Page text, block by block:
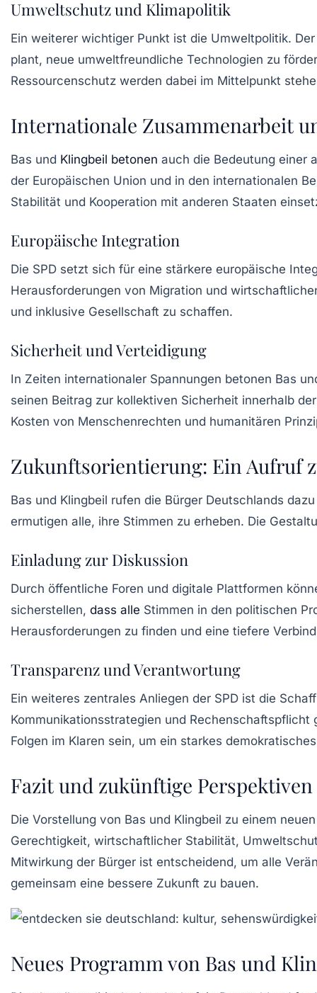
Umweltschutz und Klimapolitik
Ein weiterer wichtiger Punkt ist die Umweltpolitik.
plant, neue umweltfreundliche Technologien zu
Ressourcenschutz werden dabei im Mittelpunkt
Internationale Zusammenarbeit
Bas und Klingbeil betonen auch die Bedeutung einer
der Europäischen Union und in den internationalen
Stabilität und Kooperation mit anderen Staaten
Europäische Integration
Die SPD setzt sich für eine stärkere europäische
Herausforderungen von Migration und
und inklusive Gesellschaft zu schaffen.
Sicherheit und Verteidigung
In Zeiten internationaler Spannungen betonen Bas
seinen Beitrag zur kollektiven Sicherheit innerhalb
Kosten von Menschenrechten und humanitären
Zukunftsorientierung: Ein Aufruf
Bas und Klingbeil rufen die Bürger Deutschlands
ermutigen alle, ihre Stimmen zu erheben. Die
Einladung zur Diskussion
Durch öffentliche Foren und digitale Plattformen
sicherstellen, dass alle Stimmen in den politischen
Herausforderungen zu finden und eine tiefere
Transparenz und Verantwortung
Ein weiteres zentrales Anliegen der SPD ist die
Kommunikationsstrategien und
Folgen im Klaren sein, um ein starkes
Fazit und zukünftige Perspektiven
Die Vorstellung von Bas und Klingbeil zu einem
Gerechtigkeit, wirtschaftlicher Stabilität,
Mitwirkung der Bürger ist entscheidend, um alle
gemeinsam eine bessere Zukunft zu bauen.
Neues Programm von Bas und